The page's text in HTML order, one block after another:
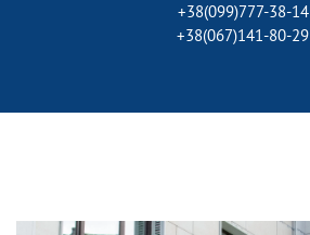
+38(099)777-38-14
+38(067)141-80-29